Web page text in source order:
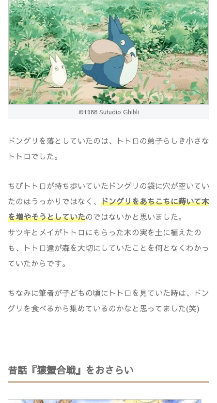
©1988 Sutudio Ghibli
ドングリを落としていたのは、トトロの弟子らしき小さな
トトロでした。
ちびトトロが持ち歩いていたドングリの袋に穴が空いてい
たのはうっかりではなく、 ドングリをあちこちに蒔いて木
を増やそうとしていたのではないかと思いました。
サツキとメイがトトロにもらった木の実を土に植えたの
も、トトロ達が森を大切にしていたことを何となくわかっ
ていたからです。
ちなみに筆者が子どもの頃にトトロを見ていた時は、ドン
グリを食べるから集めているのかなと思ってました(笑)
昔話『猿蟹合戦』をおさらい